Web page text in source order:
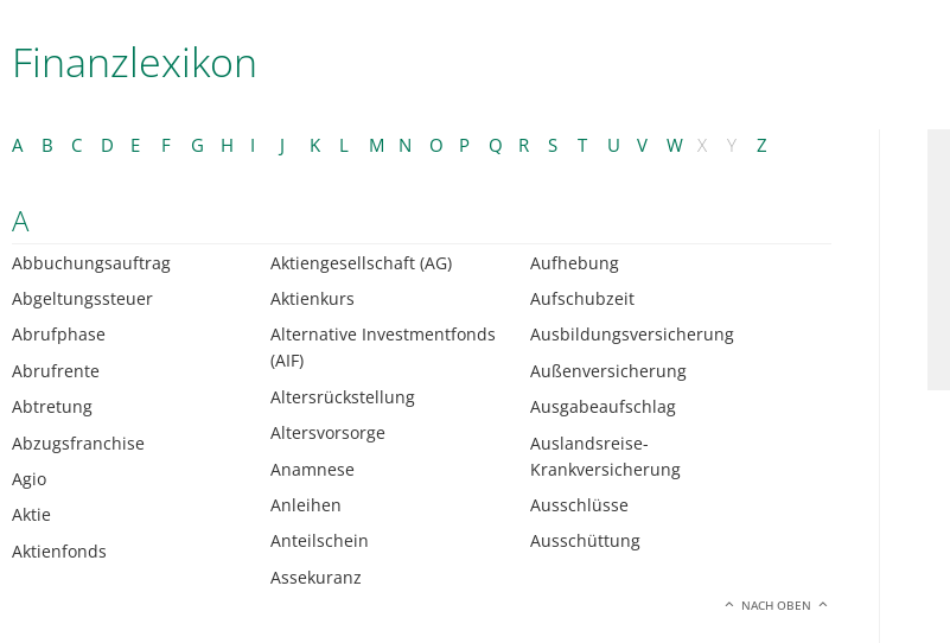
Finanzlexikon
A B C D E F G H I J K L M N O P Q R S T U V W X Y Z
A
Abbuchungsauftrag
Abgeltungssteuer
Abrufphase
Abrufrente
Abtretung
Abzugsfranchise
Agio
Aktie
Aktienfonds
Aktiengesellschaft (AG)
Aktienkurs
Alternative Investmentfonds
(AIF)
Altersrückstellung
Altersvorsorge
Anamnese
Anleihen
Anteilschein
Assekuranz
Aufhebung
Aufschubzeit
Ausbildungsversicherung
Außenversicherung
Ausgabeaufschlag
Auslandsreise-
Krankversicherung
Ausschlüsse
Ausschüttung
NACH OBEN